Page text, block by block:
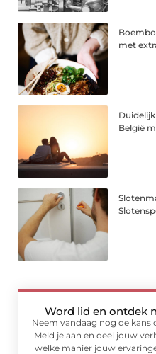
met
België
Word lid en ontdek
Neem vandaag nog de
Meld je aan en deel jouw
welke manier jouw